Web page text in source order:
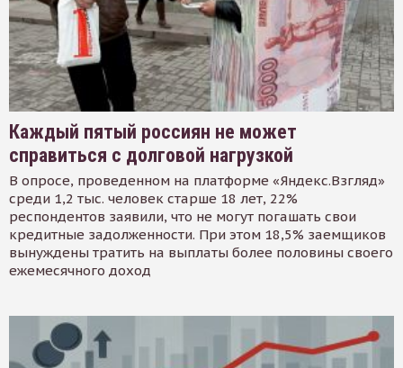
Каждый пятый россиян не может
справиться с долговой нагрузкой
В опросе, проведенном на платформе «Яндекс.Взгляд»
среди 1,2 тыс. человек старше 18 лет, 22%
респондентов заявили, что не могут погашать свои
кредитные задолженности. При этом 18,5% заемщиков
вынуждены тратить на выплаты более половины своего
ежемесячного доход